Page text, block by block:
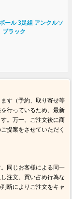
ール 3足組 アンクルソ
ブラック
す（予約、取り寄せ等
行っているため、最新
。万一、ご注文後に商
提案をさせていただく
同じお客様による同一
注文、買い占め行為な
断によりご注文をキャ